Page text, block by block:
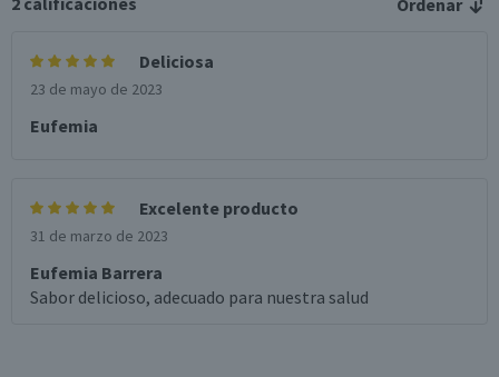
Ordenar
Deliciosa
23 de mayo de 2023
Eufemia
Excelente producto
31 de marzo de 2023
Eufemia Barrera
Sabor delicioso, adecuado para nuestra salud